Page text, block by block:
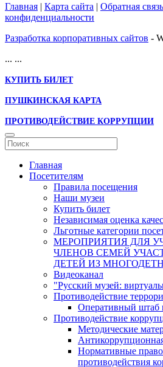
Главная | Карта сайта | Обратная связь
конфиденциальности
Разработка корпоративных сайтов -
... ...
КУПИТЬ БИЛЕТ
ПУШКИНСКАЯ КАРТА
ПРОТИВОДЕЙСТВИЕ КОРРУПЦИИ
Главная
Посетителям
Правила посещения
Наши музеи
Купить билет
Независимая оценка
Льготные категории
МЕРОПРИЯТИЯ ДЛЯ
ЧЛЕНОВ СЕМЕЙ
ДЕТЕЙ ИЗ
Видеоканал
"Русский музей:
Противодействие
Оперативный штаб
Противодействие
Методические
Нормативные
противодействия